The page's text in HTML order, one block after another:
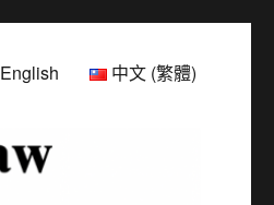
English 中文 (繁體)